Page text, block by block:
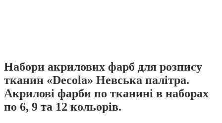
Набори акрилових фарб для розпису
тканин «Decola» Невська палітра.
Акрилові фарби по тканині в наборах
по 6, 9 та 12 кольорів.